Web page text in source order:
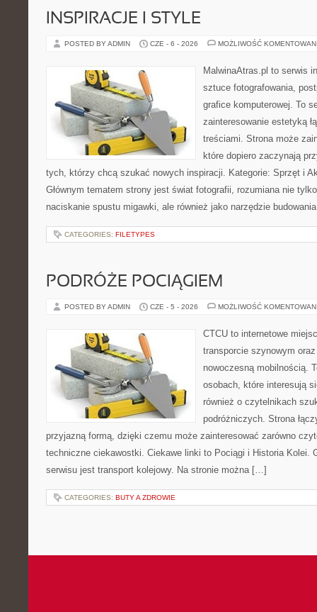
INSPIRACJE I STYLE
POSTED BY ADMIN CZE - 6 - 2026 MOŻLIWOŚĆ
MalwinaAtras.pl to serwis
sztuce fotografowania,
grafice komputerowej. To
zainteresowanie estetyką
treściami. Strona może
które dopiero zaczynają
tych, którzy chcą szukać nowych inspiracji. Kategorie: Sprzęt i
Głównym tematem strony jest świat fotografii, rozumiana nie
naciskanie spustu migawki, ale również jako narzędzie
CATEGORIES: FILETYPES
PODRÓŻE POCIĄGIEM
POSTED BY ADMIN CZE - 5 - 2026 MOŻLIWOŚĆ
CTCU to internetowe
transporcie szynowym
nowoczesną mobilnością.
osobach, które interesują
również o czytelnikach
podróżniczych. Strona
przyjazną formą, dzięki czemu może zainteresować zarówno
techniczne ciekawostki. Ciekawe linki to Pociągi i Historia Kolei.
serwisu jest transport kolejowy. Na stronie można […]
CATEGORIES: BUTY A ZDROWIE